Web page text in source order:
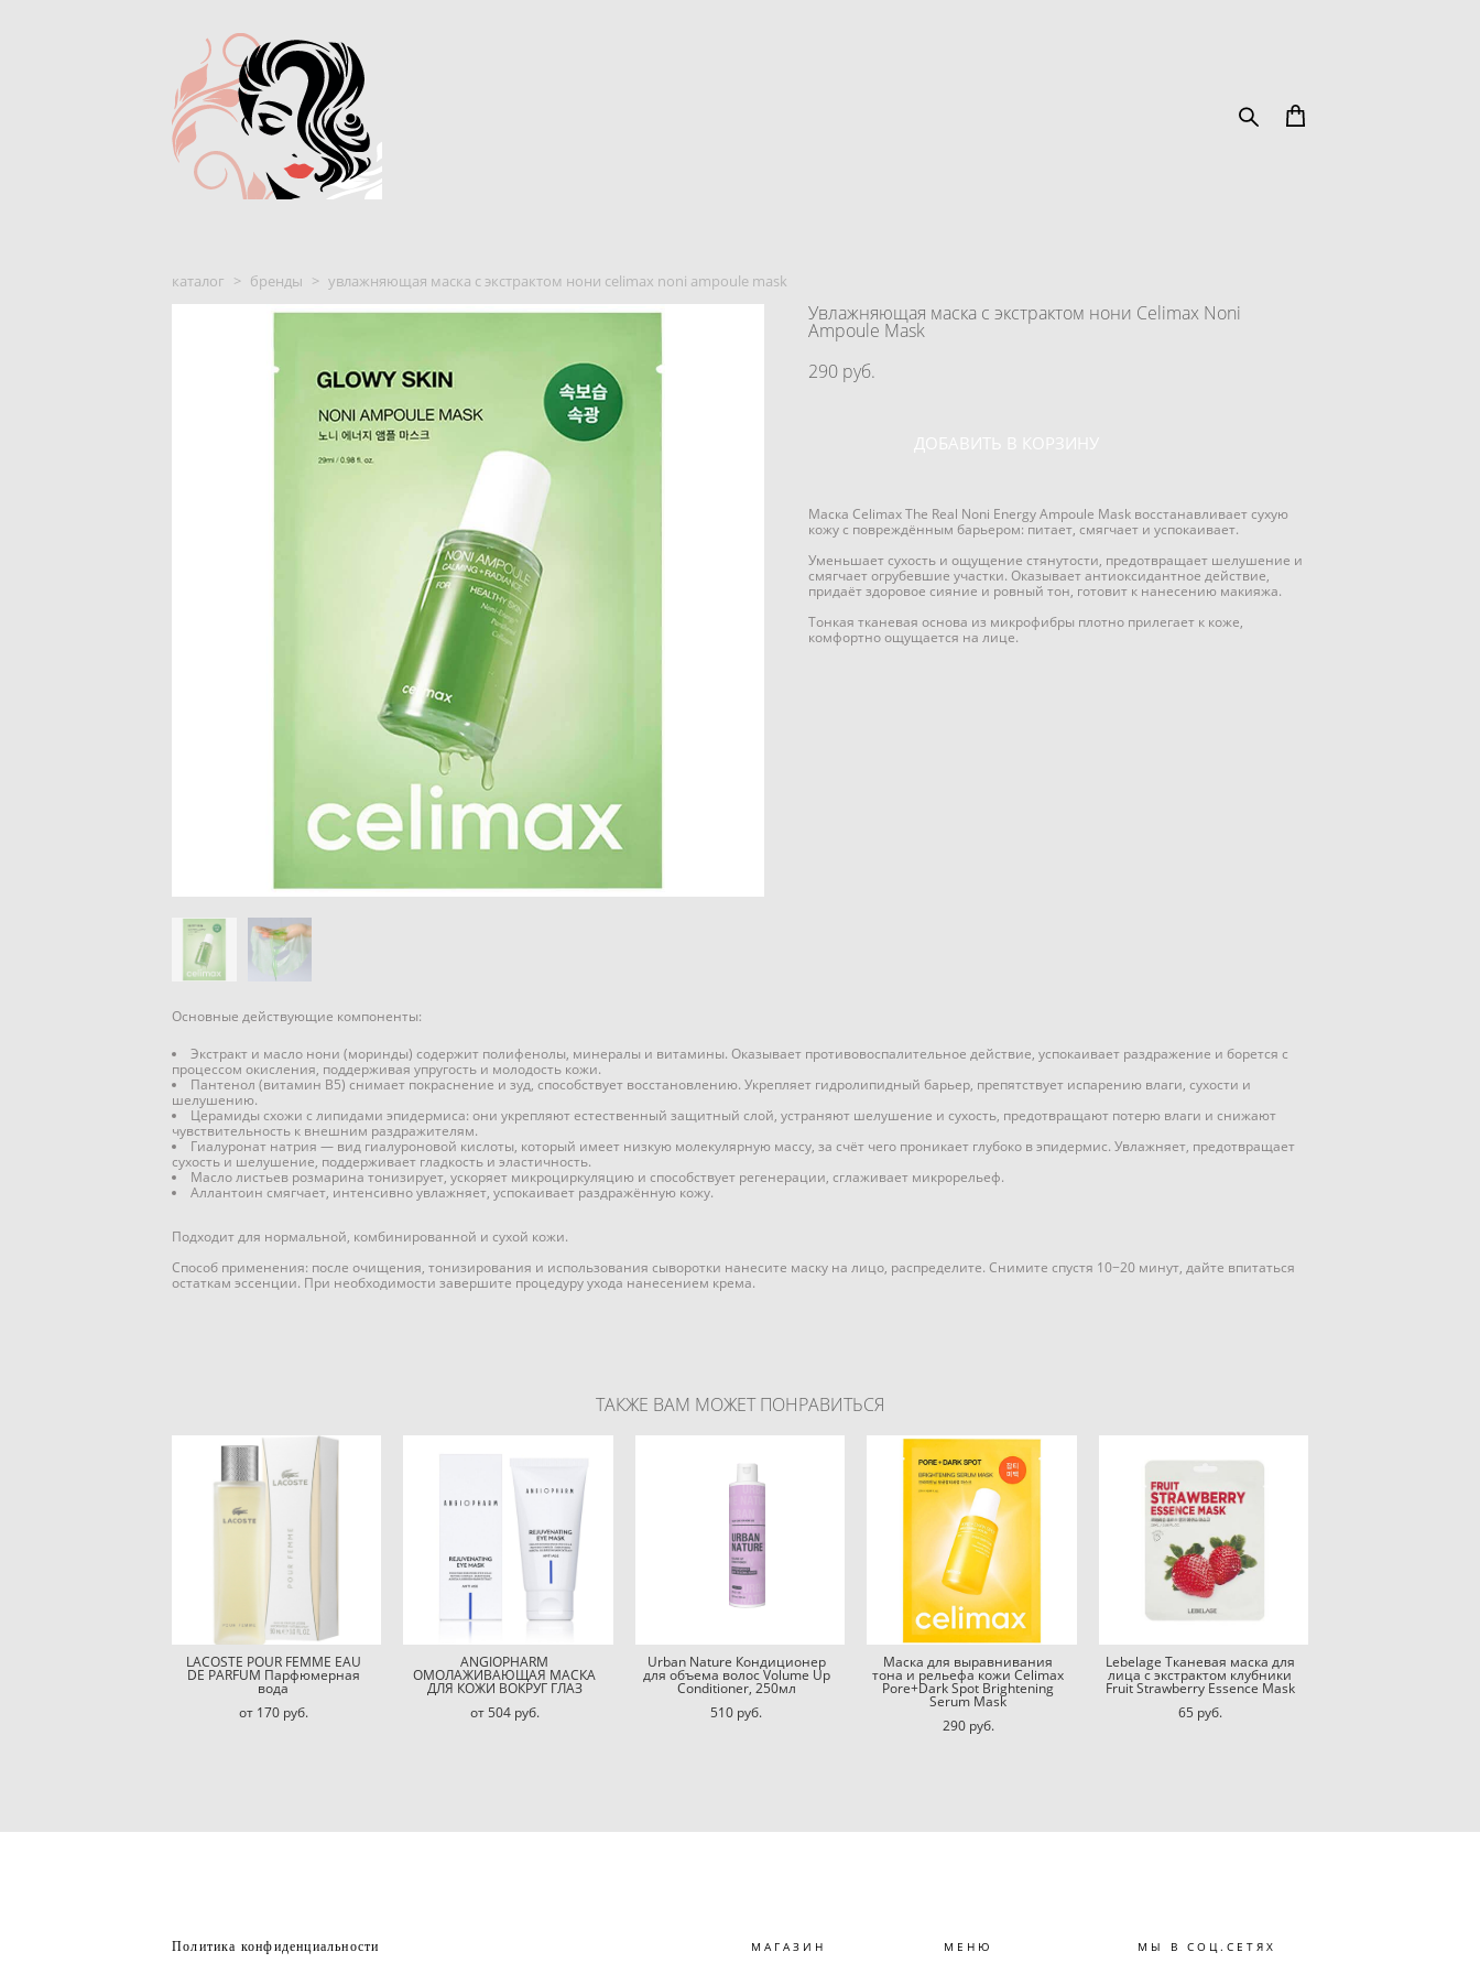
каталог > бренды > увлажняющая маска с экстрактом нони celimax noni ampoule mask
Увлажняющая маска с экстрактом нони Celimax Noni
Ampoule Mask
290 pуб.
ДОБАВИТЬ В КОРЗИНУ
Маска Celimax The Real Noni Energy Ampoule Mask восстанавливает сухую
кожу с повреждённым барьером: питает, смягчает и успокаивает.
Уменьшает сухость и ощущение стянутости, предотвращает шелушение и
смягчает огрубевшие участки. Оказывает антиоксидантное действие,
придаёт здоровое сияние и ровный тон, готовит к нанесению макияжа.
Тонкая тканевая основа из микрофибры плотно прилегает к коже,
комфортно ощущается на лице.
Основные действующие компоненты:
Экстракт и масло нони (моринды) содержит полифенолы, минералы и витамины. Оказывает противовоспалительное действие, успокаивает раздражение и борется с
процессом окисления, поддерживая упругость и молодость кожи.
Пантенол (витамин B5) снимает покраснение и зуд, способствует восстановлению. Укрепляет гидролипидный барьер, препятствует испарению влаги, сухости и
шелушению.
Церамиды схожи с липидами эпидермиса: они укрепляют естественный защитный слой, устраняют шелушение и сухость, предотвращают потерю влаги и снижают
чувствительность к внешним раздражителям.
Гиалуронат натрия — вид гиалуроновой кислоты, который имеет низкую молекулярную массу, за счёт чего проникает глубоко в эпидермис. Увлажняет, предотвращает
сухость и шелушение, поддерживает гладкость и эластичность.
Масло листьев розмарина тонизирует, ускоряет микроциркуляцию и способствует регенерации, сглаживает микрорельеф.
Аллантоин смягчает, интенсивно увлажняет, успокаивает раздражённую кожу.
Подходит для нормальной, комбинированной и сухой кожи.
Способ применения: после очищения, тонизирования и использования сыворотки нанесите маску на лицо, распределите. Снимите спустя 10−20 минут, дайте впитаться
остаткам эссенции. При необходимости завершите процедуру ухода нанесением крема.
ТАКЖЕ ВАМ МОЖЕТ ПОНРАВИТЬСЯ
LACOSTE POUR FEMME EAU
DE PARFUM Парфюмерная
вода
от 170 pуб.
ANGIOPHARM
ОМОЛАЖИВАЮЩАЯ МАСКА
ДЛЯ КОЖИ ВОКРУГ ГЛАЗ
от 504 pуб.
Urban Nature Кондиционер
для объема волос Volume Up
Conditioner, 250мл
510 pуб.
Маска для выравнивания
тона и рельефа кожи Celimax
Pore+Dark Spot Brightening
Serum Mask
290 pуб.
Lebelage Тканевая маска для
лица с экстрактом клубники
Fruit Strawberry Essence Mask
65 pуб.
Политика конфиденциальности МАГАЗИН МЕНЮ МЫ В СОЦ.СЕТЯХ